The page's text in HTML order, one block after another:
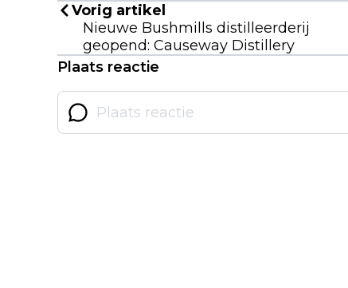
Vorig artikel
Nieuwe Bushmills distilleerderij
geopend: Causeway Distillery
Plaats reactie